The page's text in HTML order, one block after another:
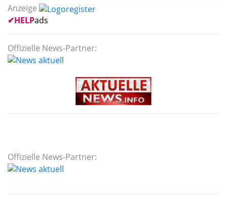
Anzeige
✔HELPads
Offizielle News-Partner:
Offizielle News-Partner: